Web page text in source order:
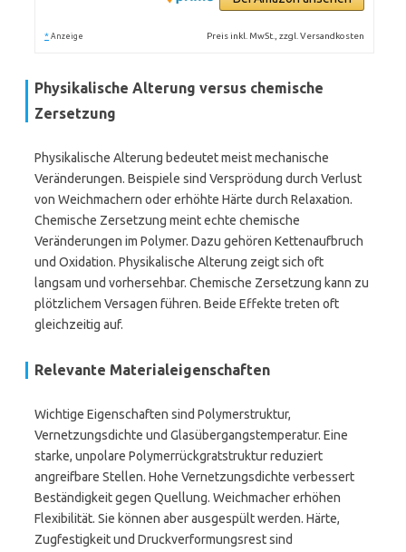
* Anzeige Preis inkl. MwSt., zzgl. Versandkosten
Physikalische Alterung versus chemische
Zersetzung
Physikalische Alterung bedeutet meist mechanische
Veränderungen. Beispiele sind Versprödung durch Verlust
von Weichmachern oder erhöhte Härte durch Relaxation.
Chemische Zersetzung meint echte chemische
Veränderungen im Polymer. Dazu gehören Kettenaufbruch
und Oxidation. Physikalische Alterung zeigt sich oft
langsam und vorhersehbar. Chemische Zersetzung kann zu
plötzlichem Versagen führen. Beide Effekte treten oft
gleichzeitig auf.
Relevante Materialeigenschaften
Wichtige Eigenschaften sind Polymerstruktur,
Vernetzungsdichte und Glasübergangstemperatur. Eine
starke, unpolare Polymerrückgratstruktur reduziert
angreifbare Stellen. Hohe Vernetzungsdichte verbessert
Beständigkeit gegen Quellung. Weichmacher erhöhen
Flexibilität. Sie können aber ausgespült werden. Härte,
Zugfestigkeit und Druckverformungsrest sind